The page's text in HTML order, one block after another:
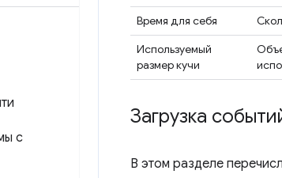
с
Время для себя
Используемый
размер кучи
Загрузка
В этом разделе